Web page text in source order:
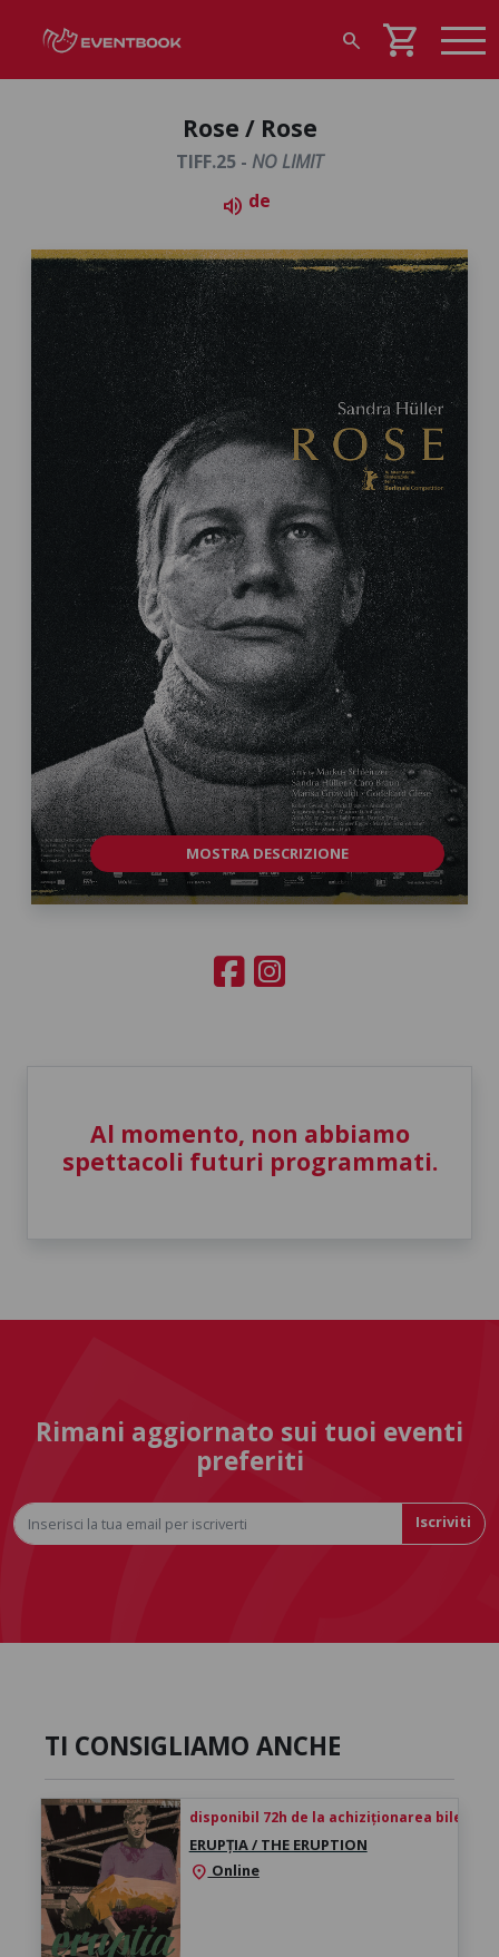
search shopping_cart
Rose / Rose
TIFF.25 - NO LIMIT
volume_up de
MOSTRA DESCRIZIONE
Al momento, non abbiamo
spettacoli futuri programmati.
Rimani aggiornato sui tuoi eventi
preferiti
Iscriviti
TI CONSIGLIAMO ANCHE
disponibil 72h de la achiziționarea biletului
ERUPȚIA / THE ERUPTION
location_on Online